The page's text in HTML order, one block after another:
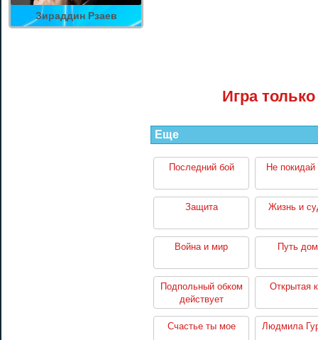
Зираддин Рзаев
Игра
Еще
Последний бой Не
Защита Жизнь и
Война и мир Путь
Подпольный обком
действует
Открытая
Счастье ты мое Людмила